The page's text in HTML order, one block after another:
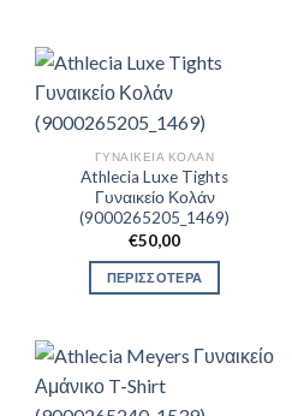
ΓΥΝΑΙΚΕΊΑ ΚΟΛΆΝ
Athlecia Luxe Tights
Γυναικείο Κολάν
(9000265205_1469)
€50,00
ΠΕΡΙΣΣΟΤΕΡΑ